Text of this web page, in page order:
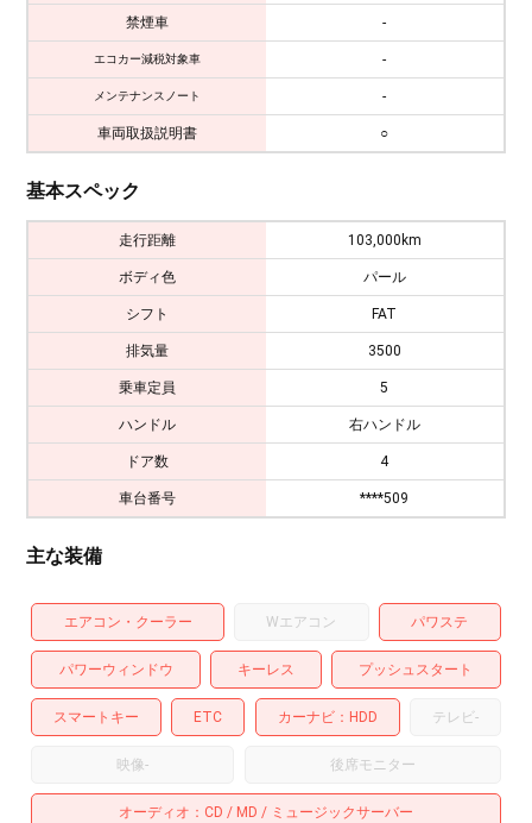
禁煙車 -
エコカー減税対象車 -
メンテナンスノート -
車両取扱説明書 ○
基本スペック
走行距離 103,000km
ボディ色 パール
シフト FAT
排気量 3500
乗車定員 5
ハンドル 右ハンドル
ドア数 4
車台番号 ****509
主な装備
エアコン・クーラー Wエアコン パワステ
パワーウィンドウ キーレス プッシュスタート
スマートキー ETC カーナビ HDD テレビ-
映像- 後席モニター
オーディオ CD MD ミュージックサーバー